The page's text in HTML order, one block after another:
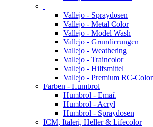
Vallejo - Spraydosen
Vallejo - Metal Color
Vallejo - Model Wash
Vallejo - Grundierungen
Vallejo - Weathering
Vallejo - Traincolor
Vallejo - Hilfsmittel
Vallejo - Premium RC-Color
Farben - Humbrol
Humbrol - Email
Humbrol - Acryl
Humbrol - Spraydosen
ICM, Italeri, Heller & Lifecolor